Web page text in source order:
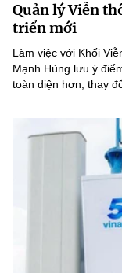
Quản lý Viễn
triển mới
Làm việc với Khối
Mạnh Hùng lưu ý
toàn diện hơn, thay